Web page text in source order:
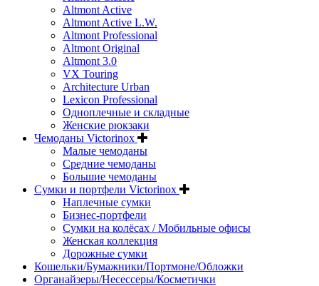
Altmont Active
Altmont Active L.W.
Altmont Professional
Altmont Original
Altmont 3.0
VX Touring
Architecture Urban
Lexicon Professional
Одноплечные и складные
Женские рюкзаки
Чемоданы Victorinox
Малые чемоданы
Средние чемоданы
Большие чемоданы
Сумки и портфели Victorinox
Наплечные сумки
Бизнес-портфели
Сумки на колёсах / Мобильные офисы
Женская коллекция
Дорожные сумки
Кошельки/Бумажники/Портмоне/Обложки
Органайзеры/Несессеры/Косметички